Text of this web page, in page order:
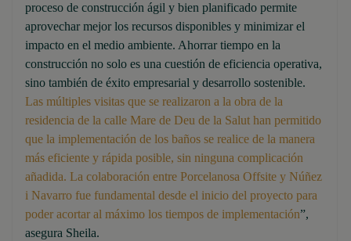
proceso de construcción ágil y bien planificado permite
aprovechar mejor los recursos disponibles y minimizar el
impacto en el medio ambiente. Ahorrar tiempo en la
construcción no solo es una cuestión de eficiencia operativa,
sino también de éxito empresarial y desarrollo sostenible.
Las múltiples visitas que se realizaron a la obra de la
residencia de la calle Mare de Deu de la Salut han permitido
que la implementación de los baños se realice de la manera
más eficiente y rápida posible, sin ninguna complicación
añadida. La colaboración entre Porcelanosa Offsite y Núñez
i Navarro fue fundamental desde el inicio del proyecto para
poder acortar al máximo los tiempos de implementación”,
asegura Sheila.